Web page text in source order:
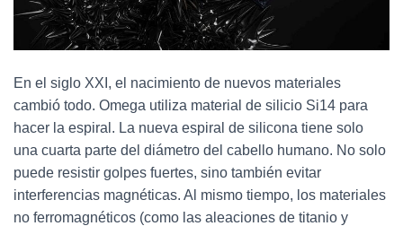
En el siglo XXI, el nacimiento de nuevos materiales
cambió todo. Omega utiliza material de silicio Si14 para
hacer la espiral. La nueva espiral de silicona tiene solo
una cuarta parte del diámetro del cabello humano. No solo
puede resistir golpes fuertes, sino también evitar
interferencias magnéticas. Al mismo tiempo, los materiales
no ferromagnéticos (como las aleaciones de titanio y